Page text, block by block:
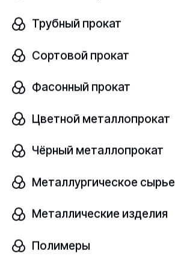
Трубный прокат
Сортовой прокат
Фасонный прокат
Цветной металлопрокат
Чёрный металлопрокат
Металлургическое сырье
Металлические изделия
Полимеры
Узнать цену
Окись цинка